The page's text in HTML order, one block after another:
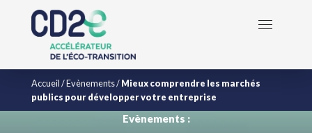
Accueil/Evènements/Mieux comprendre les marchés
publics pour développer votre entreprise
Evènements :